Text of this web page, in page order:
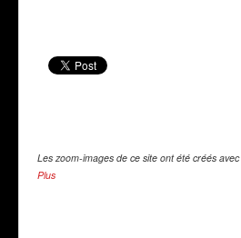
Les zoom-images de ce site ont été créés avec
Plus